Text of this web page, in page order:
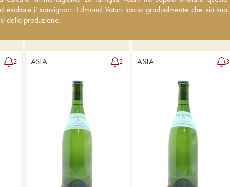
il sauvignon. Edmond Vatan lascia gradualmente che sia sua figlia Anne
esaltare il sauvignon. Edmond Vatan lascia gradualmente che sia sua
della produzione.
2 ASTA 2 ASTA 3